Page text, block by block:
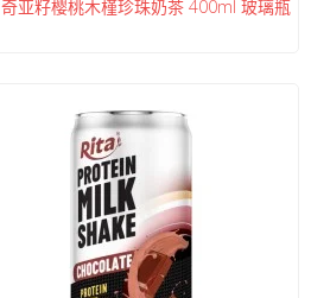
奇亚籽樱桃木槿珍珠奶茶 400ml 玻璃瓶